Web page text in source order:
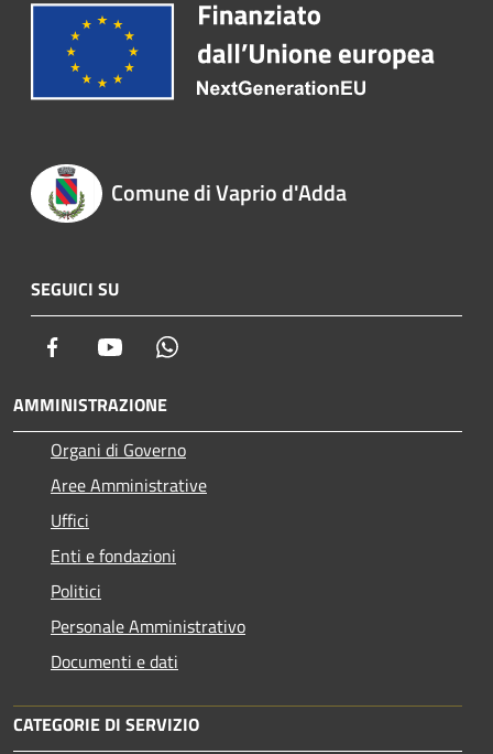
Comune di Vaprio d'Adda
SEGUICI SU
Facebook Youtube
AMMINISTRAZIONE
Organi di Governo
Aree Amministrative
Uffici
Enti e fondazioni
Politici
Personale Amministrativo
Documenti e dati
CATEGORIE DI SERVIZIO